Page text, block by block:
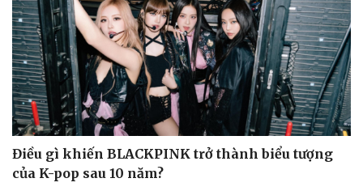
Điều gì khiến BLACKPINK trở thành biểu tượng
của K-pop sau 10 năm?